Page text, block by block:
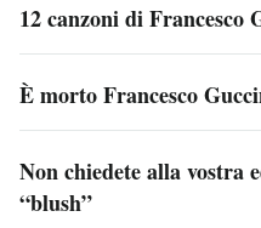
12 canzoni di Francesco
È morto Francesco
Non chiedete alla vostra
“blush”